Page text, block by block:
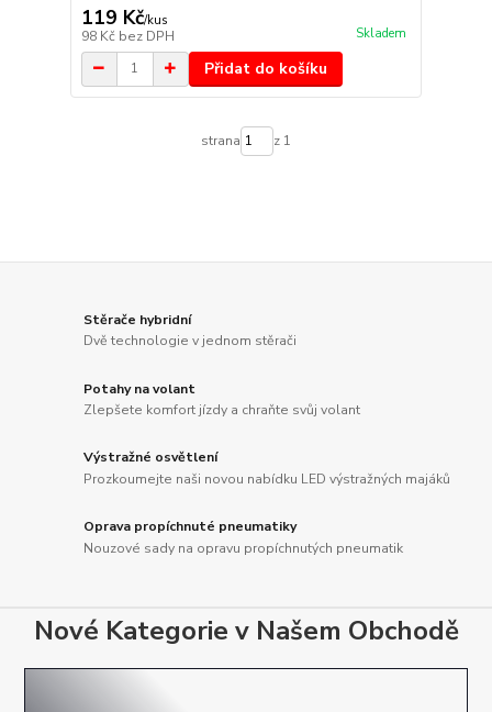
119 Kč/kus
98 Kč bez DPH Skladem
Přidat do košíku
strana z 1
Stěrače hybridní
Dvě technologie v jednom stěrači
Potahy na volant
Zlepšete komfort jízdy a chraňte svůj volant
Výstražné osvětlení
Prozkoumejte naši novou nabídku LED výstražných majáků
Oprava propíchnuté pneumatiky
Nouzové sady na opravu propíchnutých pneumatik
Nové Kategorie v Našem Obchodě